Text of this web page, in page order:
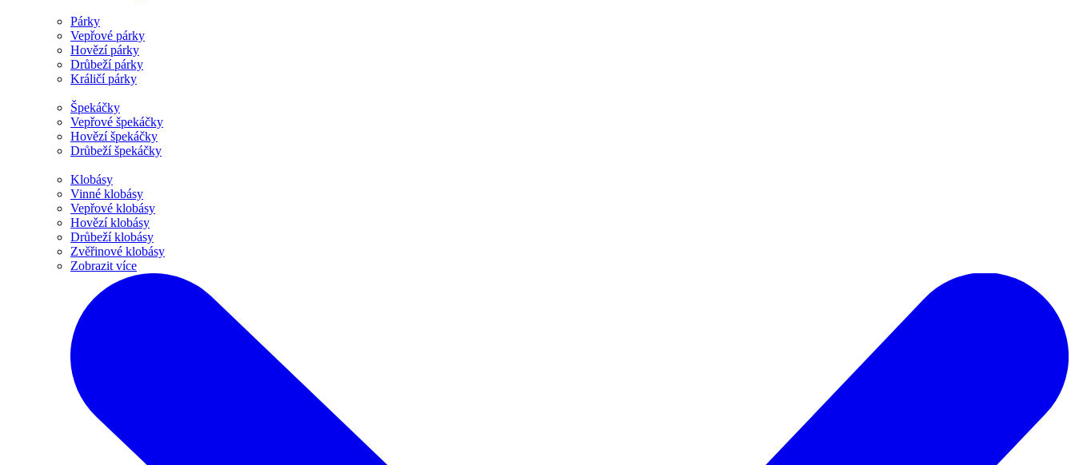
Párky
Vepřové párky
Hovězí párky
Drůbeží párky
Králičí párky
Špekáčky
Vepřové špekáčky
Hovězí špekáčky
Drůbeží špekáčky
Klobásy
Vinné klobásy
Vepřové klobásy
Hovězí klobásy
Drůbeží klobásy
Zvěřinové klobásy
Zobrazit více